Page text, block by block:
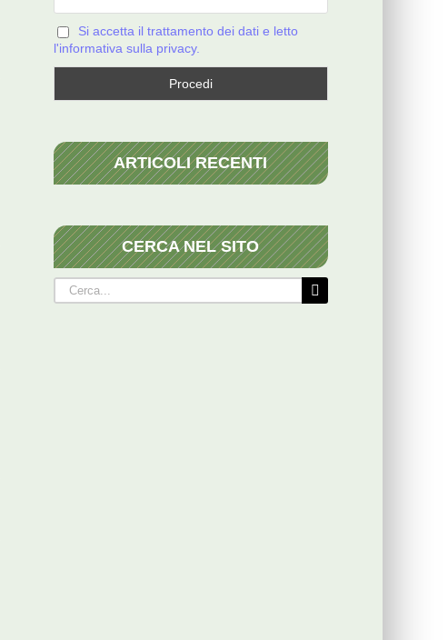
Si accetta il trattamento dei dati e letto
l'informativa sulla privacy.
ARTICOLI RECENTI
CERCA NEL SITO
Cerca
per: